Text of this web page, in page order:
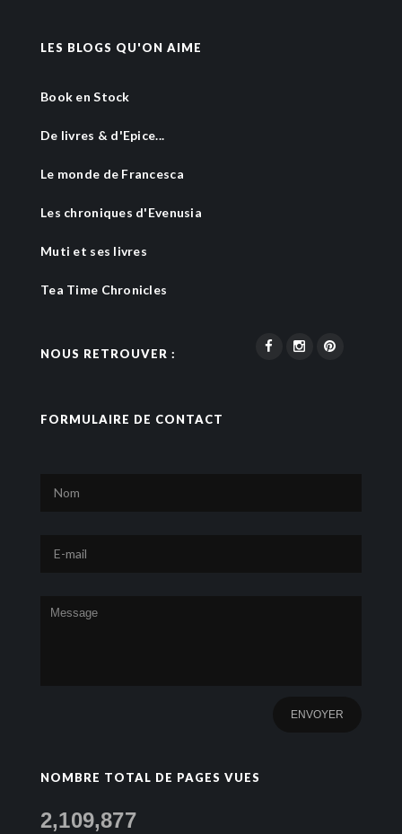
LES BLOGS QU'ON AIME
Book en Stock
De livres & d'Epice...
Le monde de Francesca
Les chroniques d'Evenusia
Muti et ses livres
Tea Time Chronicles
NOUS RETROUVER :
FORMULAIRE DE CONTACT
NOMBRE TOTAL DE PAGES VUES
2,109,877